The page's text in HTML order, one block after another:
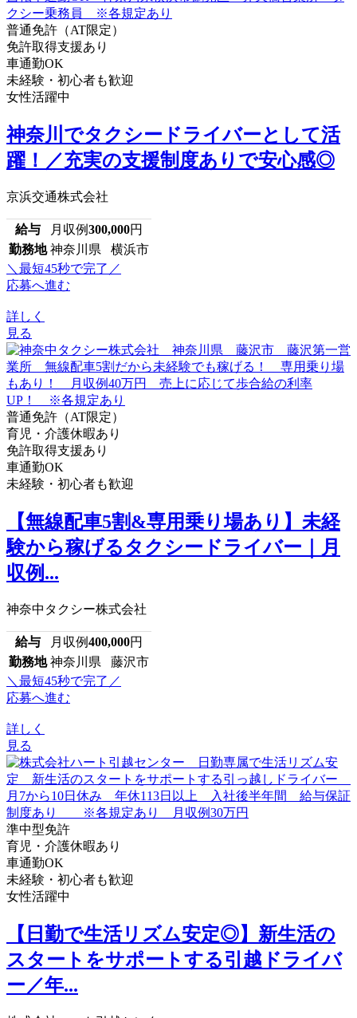
普通免許（AT限定）
免許取得支援あり
車通勤OK
未経験・初心者も歓迎
女性活躍中
神奈川でタクシードライバーとして活
躍！／充実の支援制度ありで安心感◎
京浜交通株式会社
給与 月収例300,000円
勤務地 神奈川県 横浜市
＼最短45秒で完了／
応募へ進む
詳しく
見る
普通免許（AT限定）
育児・介護休暇あり
免許取得支援あり
車通勤OK
未経験・初心者も歓迎
【無線配車5割&専用乗り場あり】未経
験から稼げるタクシードライバー｜月
収例...
神奈中タクシー株式会社
給与 月収例400,000円
勤務地 神奈川県 藤沢市
＼最短45秒で完了／
応募へ進む
詳しく
見る
準中型免許
育児・介護休暇あり
車通勤OK
未経験・初心者も歓迎
女性活躍中
【日勤で生活リズム安定◎】新生活の
スタートをサポートする引越ドライバ
ー／年...